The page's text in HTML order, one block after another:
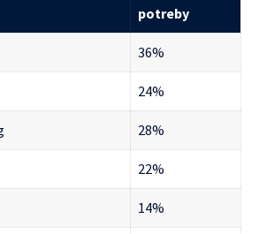
potreby
36%
24%
28%
22%
14%